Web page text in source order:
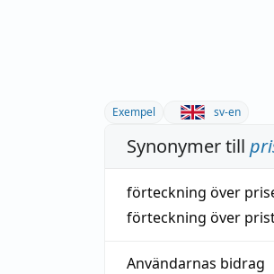
Exempel sv-en
Synonymer till
förteckning över
förteckning över
Användarnas bidrag